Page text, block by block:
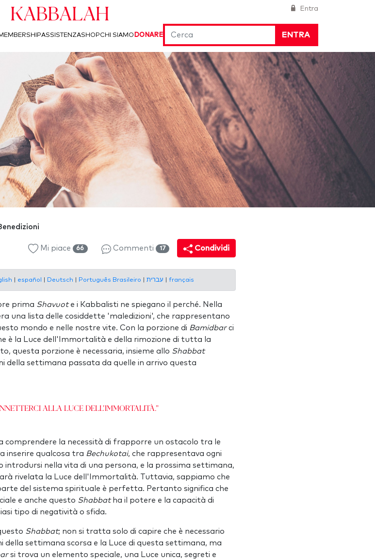
Entra
Kabbalah
ENTRA
ASSISTENZASHOPCHI SIAMO DONARE
Mi piace 66 Commenti 17 Condividi
español Deutsch Português Brasileiro français
prima Shavuote i Kabbalisti ne spiegano il perché. Nella
una lista delle cosiddette 'maledizioni', che rappresentano
mondo e nelle nostre vite. Con la porzione di Bamidbarci
è la Luce dell'Immortalità e della rimozione di tutta la
questa porzione è necessaria, insieme allo Shabbat
della settimana passata da quelle in arrivo questa
alla Luce dell'Immortalità."
comprendere la necessità di frapporre un ostacolo tra le
inserire qualcosa tra Bechukotai, che rappresentava ogni
introdursi nella vita di una persona, e la prossima settimana,
rivelata la Luce dell'Immortalità. Tuttavia, sappiamo che
del sistema spirituale è perfetta. Pertanto significa che
e anche questo Shabbat ha il potere e la capacità di
tipo di negatività o sfida.
Shabbat; non si tratta solo di capire che è necessario
della settimana scorsa e la Luce di questa settimana, ma
si trova un elemento speciale, una Luce unica, segreti e